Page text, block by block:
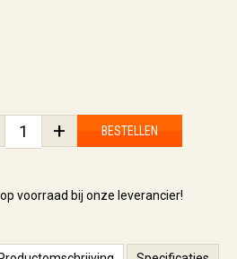
+ BESTELLEN
op voorraad bij onze leverancier!